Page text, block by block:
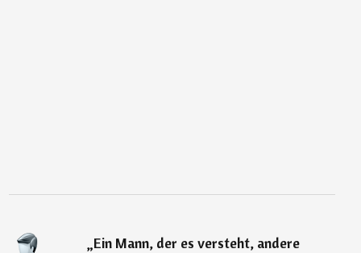
„Ein Mann, der es versteht, andere